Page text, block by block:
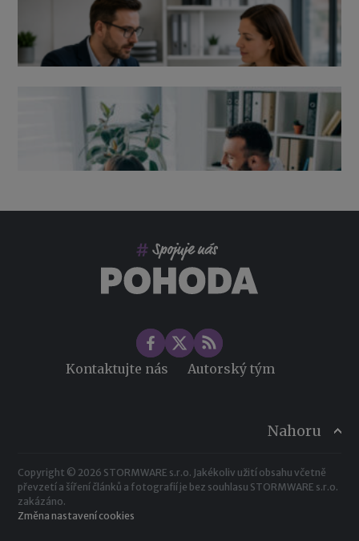
Výpověď ze zdravotních důvodů 2026 – průvodce pro
zaměstnavatele
Kontaktujte nás Autorský tým
Nahoru
Copyright © 2026 STORMWARE s.r.o. Jakékoliv užití obsahu včetně
převzetí a šíření článků a fotografií je bez souhlasu STORMWARE s.r.o.
zakázáno.
Změna nastavení cookies